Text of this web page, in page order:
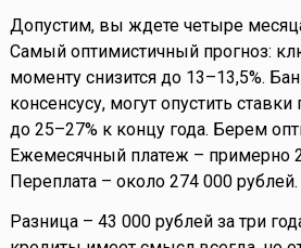
Допустим, вы ждете четыре
Самый оптимистичный прогноз:
моменту снизится до 13–13,5%.
консенсусу, могут опустить
до 25–27% к концу года. Берем
Ежемесячный платеж – примерно
Переплата – около 274 000 рублей.
Разница – 43 000 рублей за три